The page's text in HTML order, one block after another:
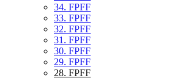
34. FPFF
33. FPFF
32. FPFF
31. FPFF
30. FPFF
29. FPFF
28. FPFF